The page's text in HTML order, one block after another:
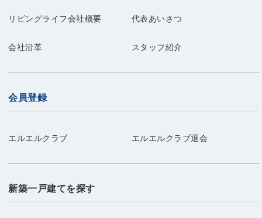
リビングライフ会社概要 代表あいさつ
会社沿革 スタッフ紹介
会員登録
エルエルクラブ エルエルクラブ退会
新築一戸建てを探す